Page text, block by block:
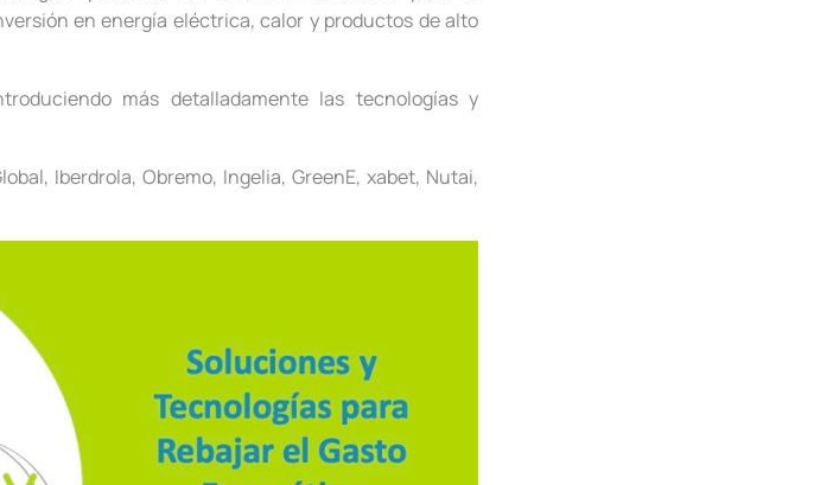
en energía eléctrica, calor y productos de alto
más detalladamente las tecnologías y
Iberdrola, Obremo, Ingelia, GreenE, xabet, Nutai,